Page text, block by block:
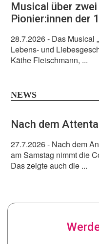
Musical über
Pionier:innen der
28.7.2026- Das Musical
Lebens- und
Käthe Fleischmann, ...
NEWS
Nach dem
27.7.2026- Nach dem
am Samstag nimmt die
Das zeigte auch die ...